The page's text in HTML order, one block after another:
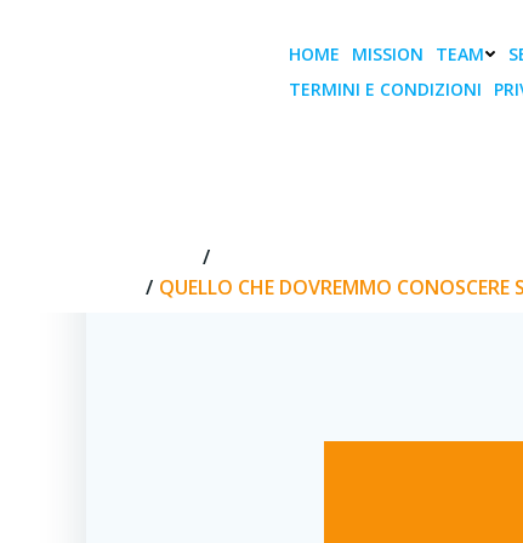
HOME MISSION TEAM
TERMINI E CONDIZIONI
QUELLO CHE DOVREMMO CONOSCERE